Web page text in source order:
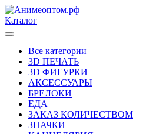
Каталог
Все категории
3D ПЕЧАТЬ
3D ФИГУРКИ
АКСЕССУАРЫ
БРЕЛОКИ
ЕДА
ЗАКАЗ КОЛИЧЕСТВОМ
ЗНАЧКИ